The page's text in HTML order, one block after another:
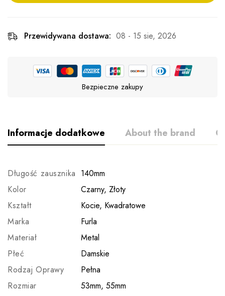
Przewidywana dostawa: 08 - 15 sie, 2026
Bezpieczne zakupy
Informacje dodatkowe About the brand
Długość zausznika 140mm
Kolor
Czarny, Złoty
Kształt
Kocie, Kwadratowe
Marka
Furla
Materiał
Metal
Płeć
Damskie
Rodzaj Oprawy
Pełna
Rozmiar
53mm, 55mm